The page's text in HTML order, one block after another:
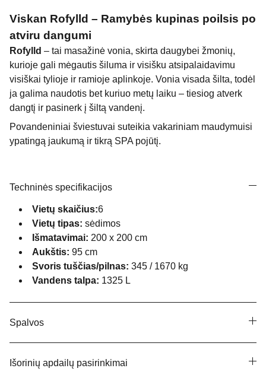
Viskan Rofylld – Ramybės kupinas poilsis po
atviru dangumi
Rofylld – tai masažinė vonia, skirta daugybei žmonių,
kurioje gali mėgautis šiluma ir visišku atsipalaidavimu
visiškai tylioje ir ramioje aplinkoje. Vonia visada šilta, todėl
ja galima naudotis bet kuriuo metų laiku – tiesiog atverk
dangtį ir pasinerk į šiltą vandenį.
Povandeniniai šviestuvai suteikia vakariniam maudymuisi
ypatingą jaukumą ir tikrą SPA pojūtį.
Techninės specifikacijos
Vietų skaičius:6
Vietų tipas: sėdimos
Išmatavimai: 200 x 200 cm
Aukštis: 95 cm
Svoris tuščias/pilnas: 345 / 1670 kg
Vandens talpa: 1325 L
Spalvos
Išorinių apdailų pasirinkimai